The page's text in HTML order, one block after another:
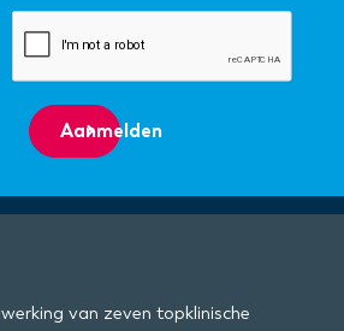
Aanmelden
van zeven topklinische